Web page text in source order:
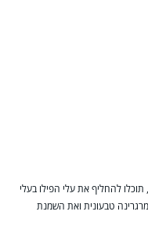
להחליף את עלי הפילו בעלי
טבעונית ואת השמנת